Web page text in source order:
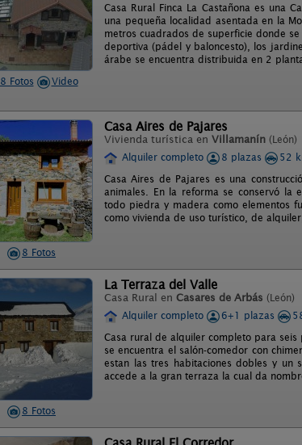
8 Fotos Video
Casa Rural Finca La Castañona es una
una pequeña localidad asentada en la
metros cuadrados de superficie donde
deportiva (pádel y baloncesto), los
árabe se encuentra distribuida en 2
8 Fotos
Casa Aires de Pajares
Vivienda turística en Villamanín (León)
Alquiler completo
8 plazas
52
Casa Aires de Pajares es una
animales. En la reforma se conservó la
todo piedra y madera como elementos
como vivienda de uso turístico, de
8 Fotos
La Terraza del Valle
Casa Rural en Casares de Arbás (León)
Alquiler completo
6+1 plazas
Casa rural de alquiler completo para
se encuentra el salón-comedor con
estan las tres habitaciones dobles y un
accede a la gran terraza la cual da